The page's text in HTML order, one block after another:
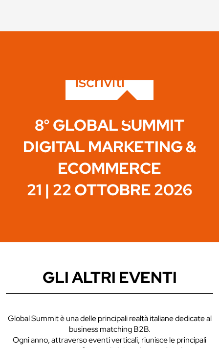
iscriviti
8° GLOBAL SUMMIT
DIGITAL MARKETING &
ECOMMERCE
21 | 22 OTTOBRE 2026
GLI ALTRI EVENTI
Global Summit è una delle principali realtà italiane dedicate al
business matching B2B.
Ogni anno, attraverso eventi verticali, riunisce le principali